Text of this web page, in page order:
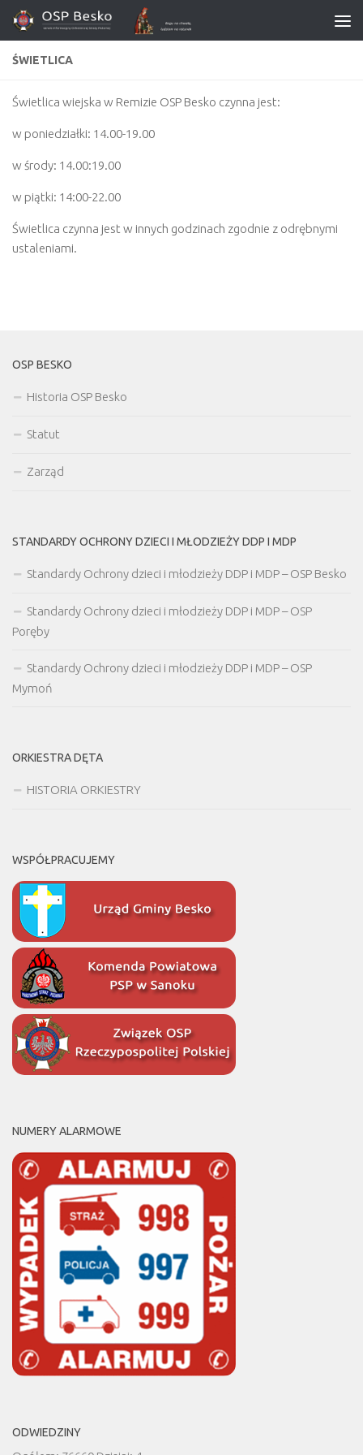
ŚWIETLICA
Świetlica wiejska w Remizie OSP Besko czynna jest:
w poniedziałki: 14.00-19.00
w środy: 14.00:19.00
w piątki: 14:00-22.00
Świetlica czynna jest w innych godzinach zgodnie z odrębnymi
ustaleniami.
OSP BESKO
Historia OSP Besko
Statut
Zarząd
STANDARDY OCHRONY DZIECI I MŁODZIEŻY DDP I MDP
Standardy Ochrony dzieci i młodzieży DDP i MDP – OSP Besko
Standardy Ochrony dzieci i młodzieży DDP i MDP – OSP
Poręby
Standardy Ochrony dzieci i młodzieży DDP i MDP – OSP
Mymoń
ORKIESTRA DĘTA
HISTORIA ORKIESTRY
WSPÓŁPRACUJEMY
NUMERY ALARMOWE
ODWIEDZINY